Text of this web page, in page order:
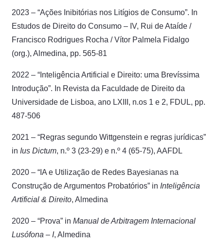
2023 – “Ações Inibitórias nos Litígios de Consumo”. In
Estudos de Direito do Consumo – IV, Rui de Ataíde /
Francisco Rodrigues Rocha / Vítor Palmela Fidalgo
(org.), Almedina, pp. 565-81
2022 – “Inteligência Artificial e Direito: uma Brevíssima
Introdução”. In Revista da Faculdade de Direito da
Universidade de Lisboa, ano LXIII, n.os 1 e 2, FDUL, pp.
487-506
2021 – “Regras segundo Wittgenstein e regras jurídicas”
in Ius Dictum, n.º 3 (23-29) e n.º 4 (65-75), AAFDL
2020 – “IA e Utilização de Redes Bayesianas na
Construção de Argumentos Probatórios” in Inteligência
Artificial & Direito, Almedina
2020 – “Prova” in Manual de Arbitragem Internacional
Lusófona – I, Almedina